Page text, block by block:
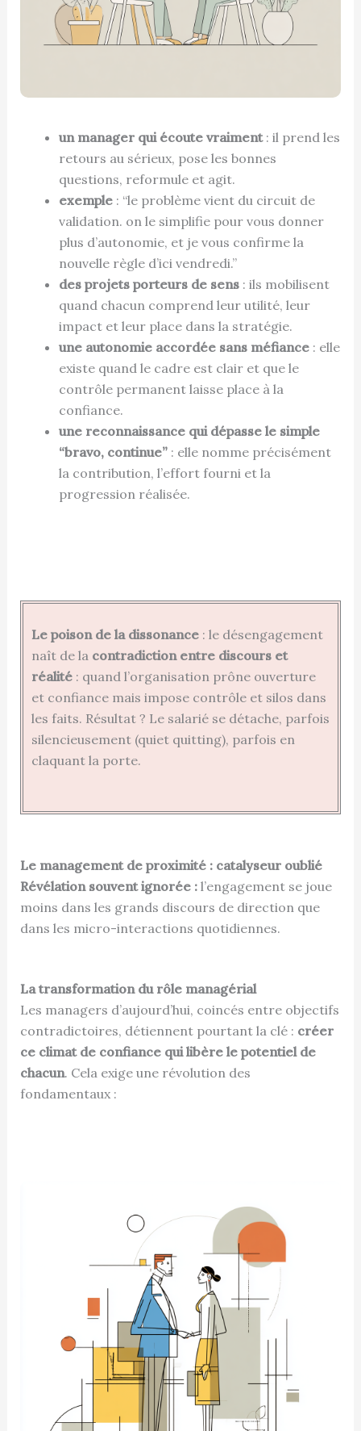
un manager qui écoute vraiment: il prend les
retours au sérieux, pose les bonnes
questions, reformule et agit.
exemple: “le problème vient du circuit de
validation. on le simplifie pour vous donner
plus d’autonomie, et je vous confirme la
nouvelle règle d’ici vendredi.”
des projets porteurs de sens: ils mobilisent
quand chacun comprend leur utilité, leur
impact et leur place dans la stratégie.
une autonomie accordée sans méfiance: elle
existe quand le cadre est clair et que le
contrôle permanent laisse place à la
confiance.
une reconnaissance qui dépasse le simple
“bravo, continue”: elle nomme précisément
la contribution, l’effort fourni et la
progression réalisée.
Le poison de la dissonance: le désengagement
naît de la contradiction entre discours et
réalité: quand l’organisation prône ouverture
et confiance mais impose contrôle et silos dans
les faits. Résultat ? Le salarié se détache, parfois
silencieusement (quiet quitting), parfois en
claquant la porte.
Le management de proximité : catalyseur oublié
Révélation souvent ignorée :l’engagement se joue
moins dans les grands discours de direction que
dans les micro-interactions quotidiennes.
La transformation du rôle managérial
Les managers d’aujourd’hui, coincés entre objectifs
contradictoires, détiennent pourtant la clé : créer
ce climat de confiance qui libère le potentiel de
chacun. Cela exige une révolution des
fondamentaux :